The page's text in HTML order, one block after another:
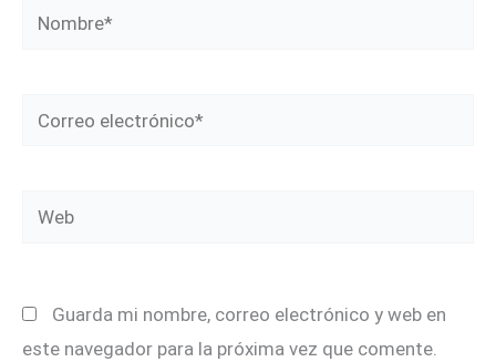
Nombre*
Correo
Web
Guarda mi nombre, correo electrónico y web en
este navegador para la próxima vez que comente.